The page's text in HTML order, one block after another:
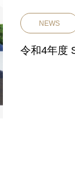
NEWS
令和4年度